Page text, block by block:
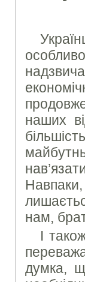
наших
нам,
І
думка,